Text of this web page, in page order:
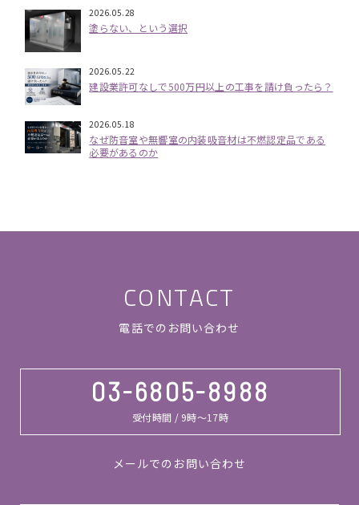
2026.05.28
塗らない、という選択
2026.05.22
建設業許可なしで500万円以上の工事を請け負ったら？
2026.05.18
なぜ防音室や無響室の内装吸音材は不燃認定品である
必要があるのか
CONTACT
電話でのお問い合わせ
03-6805-8988
受付時間 / 9時～17時
メールでのお問い合わせ